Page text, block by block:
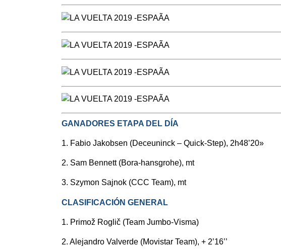
GANADORES ETAPA DEL DÍA
1. Fabio Jakobsen (Deceuninck – Quick-Step), 2h48’20»
2. Sam Bennett (Bora-hansgrohe), mt
3. Szymon Sajnok (CCC Team), mt
CLASIFICACIÓN GENERAL
1. Primož Roglič (Team Jumbo-Visma)
2. Alejandro Valverde (Movistar Team), + 2’16’’